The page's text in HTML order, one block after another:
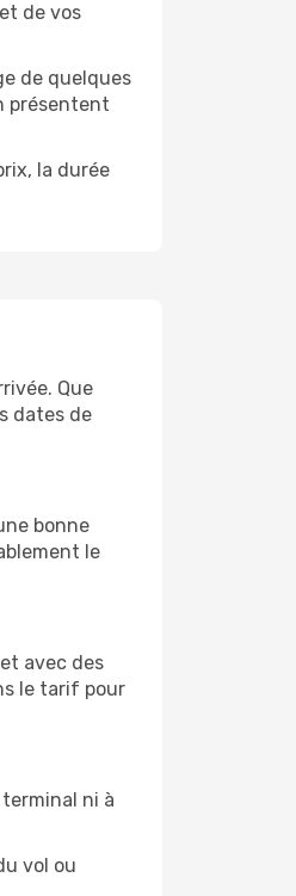
de vos
de quelques
présentent
la durée
Que
dates de
bonne
le
avec des
le tarif pour
ni à
vol ou